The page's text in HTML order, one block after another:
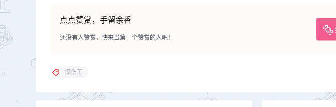
点点赞赏，手留余香
还没有人赞赏，快来当第一个赞赏的人吧！
探伤工